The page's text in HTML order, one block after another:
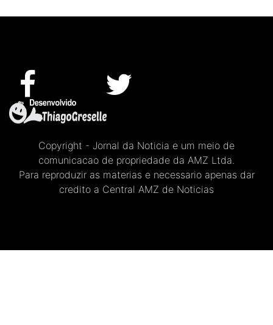
Copyright - Jornal da Noticia e um meio de
comunicacao de propriedade da AMZ Ltda.
Para reproduzir as materias e necessario apenas dar
credito a Central AMZ de Noticias